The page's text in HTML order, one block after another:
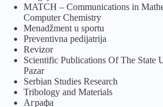
MATCH – Communications in
Computer Chemistry
Menadžment u sportu
Preventivna pedijatrija
Revizor
Scientific Publications Of The State
Pazar
Serbian Studies Research
Tribology and Materials
Аграфа